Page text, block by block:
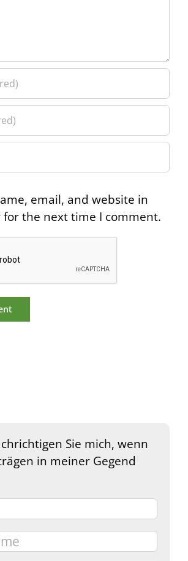
email, and website in
the next time I comment.
Sie mich, wenn
in meiner Gegend